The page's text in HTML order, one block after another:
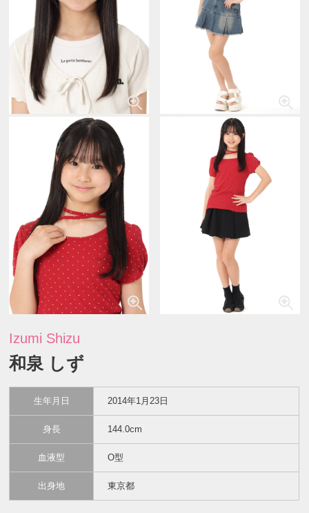
Izumi Shizu
和泉 しず
生年月日 2014年1月23日
身長 144.0cm
血液型 O型
出身地 東京都